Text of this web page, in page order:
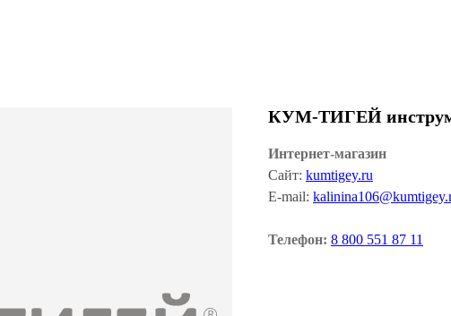
КУМ-ТИГЕЙ
Интернет-магазин
Сайт: kumtigey.ru
E-mail:
Телефон: 8 800 551 87 11